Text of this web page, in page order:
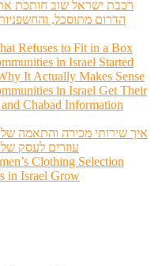
רכבת ישראל שוב חותכת
הדרום מתוסכל,
Refuses to Fit in a Box
in Israel Started
It Actually Makes Sense
in Israel Get Their
Chabad Information
איך שירותי מכירה והתאמה של
עוזרים לעסק של
Clothing Selection
in Israel Grow